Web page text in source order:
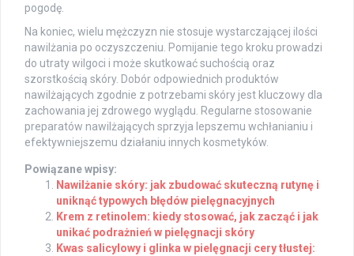
pogodę.
Na koniec, wielu mężczyzn nie stosuje wystarczającej ilości
nawilżania po oczyszczeniu. Pomijanie tego kroku prowadzi
do utraty wilgoci i może skutkować suchością oraz
szorstkością skóry. Dobór odpowiednich produktów
nawilżających zgodnie z potrzebami skóry jest kluczowy dla
zachowania jej zdrowego wyglądu. Regularne stosowanie
preparatów nawilżających sprzyja lepszemu wchłanianiu i
efektywniejszemu działaniu innych kosmetyków.
Powiązane wpisy:
Nawilżanie skóry: jak zbudować skuteczną rutynę i
uniknąć typowych błędów pielęgnacyjnych
Krem z retinolem: kiedy stosować, jak zacząć i jak
unikać podrażnień w pielęgnacji skóry
Kwas salicylowy i glinka w pielęgnacji cery tłustej: